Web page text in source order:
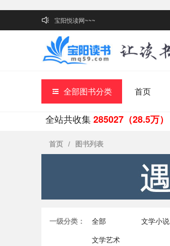
宝阳悦读网~~~
全部图书分类 首页
全站共收集285027（28.5万）
首页 / 图书列表
一级分类： 全部 文学小说
文学艺术